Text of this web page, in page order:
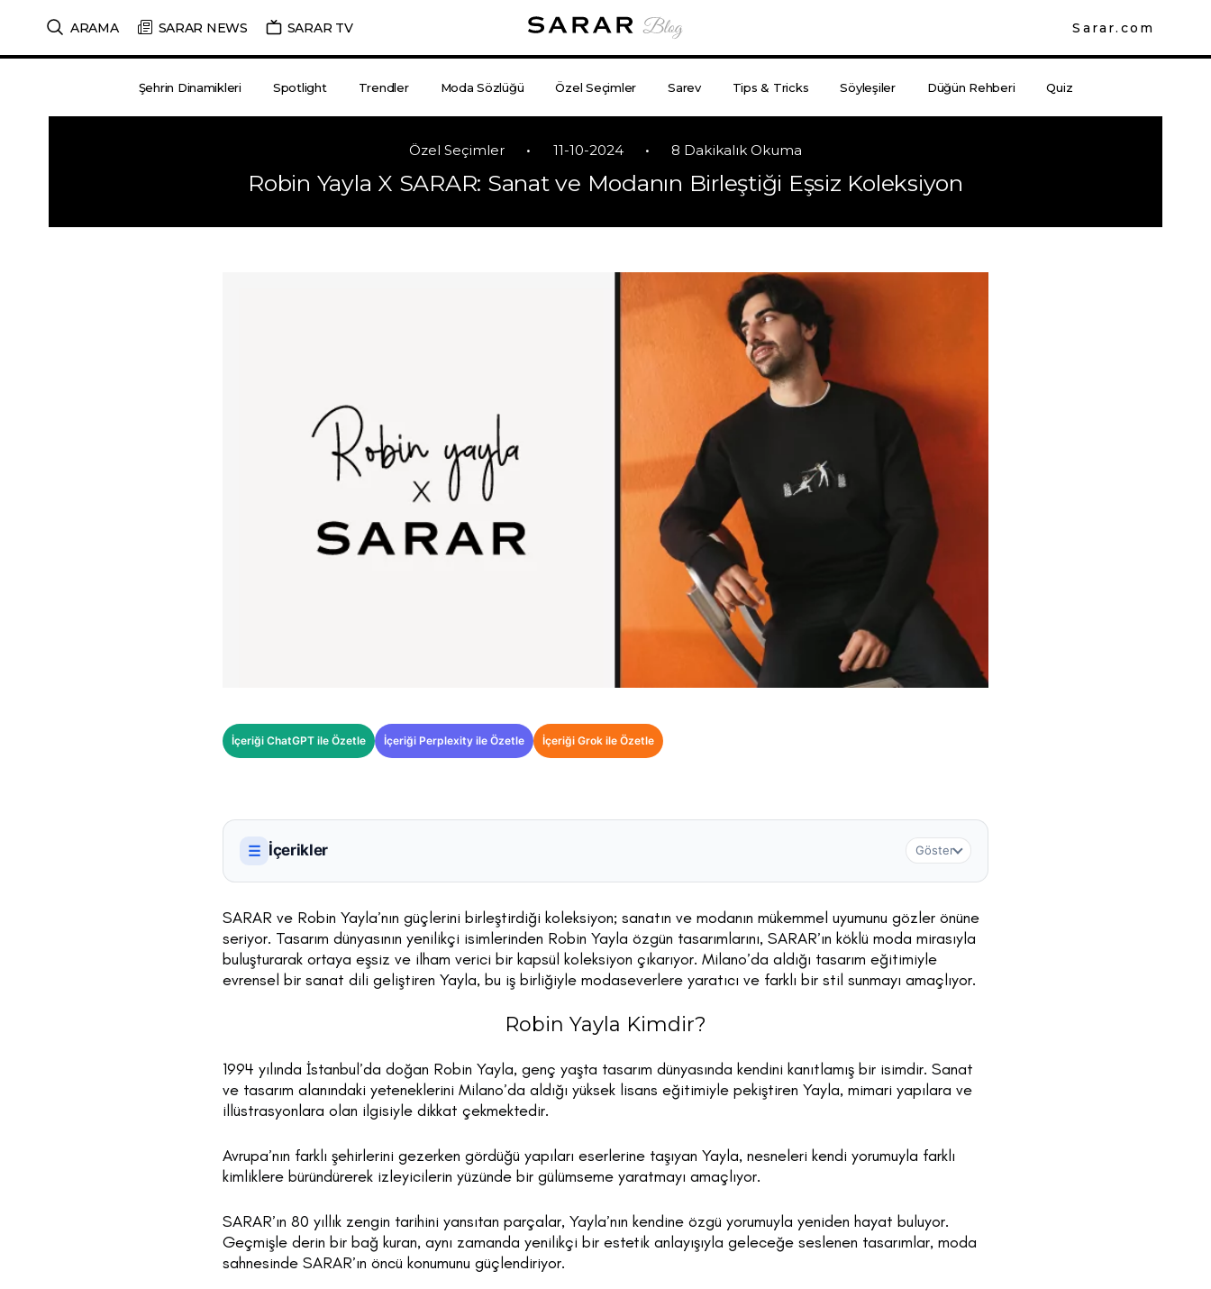
ARAMA SARAR NEWS SARAR TV Sarar.com
Şehrin Dinamikleri Spotlight Trendler Moda Sözlüğü Özel Seçimler Sarev Tips & Tricks Söyleşiler Düğün Rehberi Quiz
Özel Seçimler • 11-10-2024 • 8 Dakikalık Okuma
Robin Yayla X SARAR: Sanat ve Modanın Birleştiği Eşsiz Koleksiyon
İçeriği ChatGPT ile Özetle İçeriği Perplexity ile Özetle İçeriği Grok ile Özetle
☰ İçerikler Göster
SARAR ve Robin Yayla’nın güçlerini birleştirdiği koleksiyon; sanatın ve modanın mükemmel uyumunu gözler önüne
seriyor. Tasarım dünyasının yenilikçi isimlerinden Robin Yayla özgün tasarımlarını, SARAR’ın köklü moda mirasıyla
buluşturarak ortaya eşsiz ve ilham verici bir kapsül koleksiyon çıkarıyor. Milano’da aldığı tasarım eğitimiyle
evrensel bir sanat dili geliştiren Yayla, bu iş birliğiyle modaseverlere yaratıcı ve farklı bir stil sunmayı amaçlıyor.
Robin Yayla Kimdir?
1994 yılında İstanbul’da doğan Robin Yayla, genç yaşta tasarım dünyasında kendini kanıtlamış bir isimdir. Sanat
ve tasarım alanındaki yeteneklerini Milano’da aldığı yüksek lisans eğitimiyle pekiştiren Yayla, mimari yapılara ve
illüstrasyonlara olan ilgisiyle dikkat çekmektedir.
Avrupa’nın farklı şehirlerini gezerken gördüğü yapıları eserlerine taşıyan Yayla, nesneleri kendi yorumuyla farklı
kimliklere büründürerek izleyicilerin yüzünde bir gülümseme yaratmayı amaçlıyor.
SARAR’ın 80 yıllık zengin tarihini yansıtan parçalar, Yayla’nın kendine özgü yorumuyla yeniden hayat buluyor.
Geçmişle derin bir bağ kuran, aynı zamanda yenilikçi bir estetik anlayışıyla geleceğe seslenen tasarımlar, moda
sahnesinde SARAR’ın öncü konumunu güçlendiriyor.